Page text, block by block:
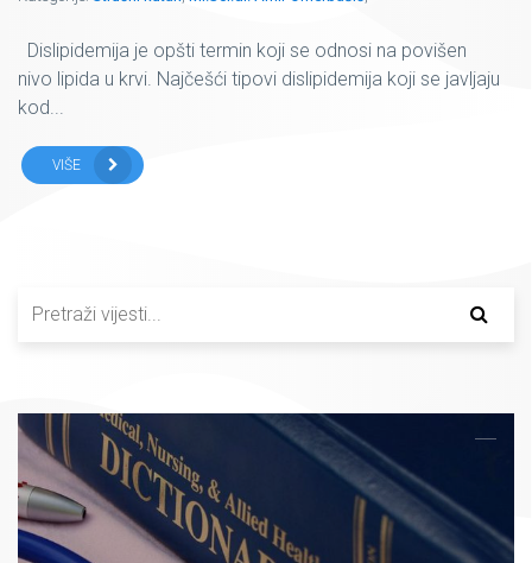
Dislipidemija je opšti termin koji se odnosi na povišen
nivo lipida u krvi. Najčešći tipovi dislipidemija koji se javljaju
kod...
VIŠE